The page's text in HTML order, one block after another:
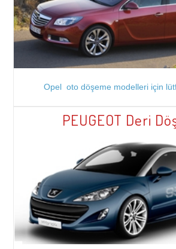
Opel oto döşeme modelleri için
PEUGEOT Deri